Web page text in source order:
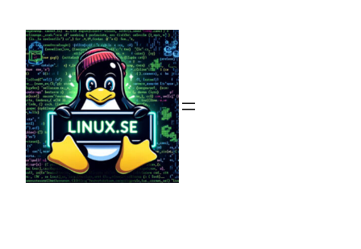
innehåll